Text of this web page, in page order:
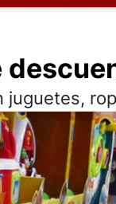
juguetes,